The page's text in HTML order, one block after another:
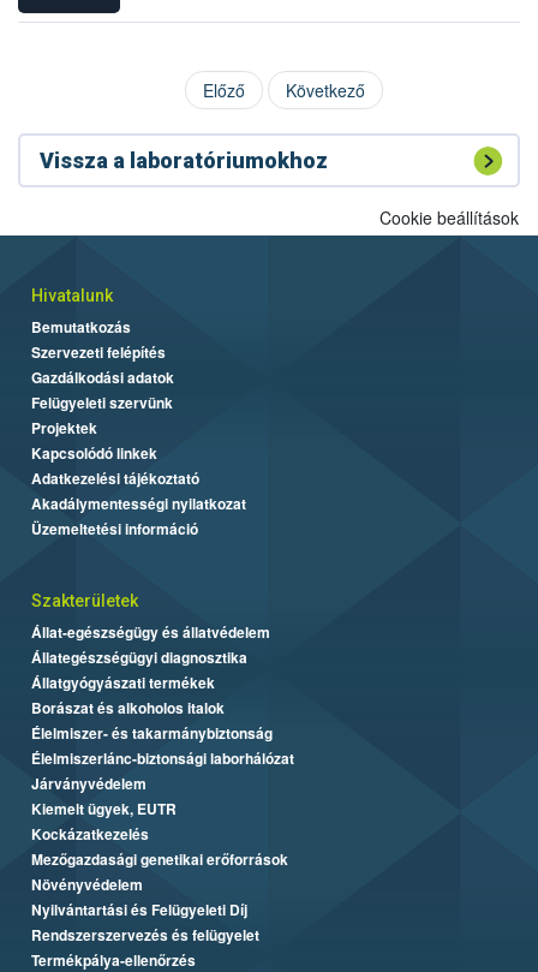
Előző Következő
Vissza a laboratóriumokhoz
Cookie beállítások
Hivatalunk
Bemutatkozás
Szervezeti felépítés
Gazdálkodási adatok
Felügyeleti szervünk
Projektek
Kapcsolódó linkek
Adatkezelési tájékoztató
Akadálymentességi nyilatkozat
Üzemeltetési információ
Szakterületek
Állat-egészségügy és állatvédelem
Állategészségügyi diagnosztika
Állatgyógyászati termékek
Borászat és alkoholos italok
Élelmiszer- és takarmánybiztonság
Élelmiszerlánc-biztonsági laborhálózat
Járványvédelem
Kiemelt ügyek, EUTR
Kockázatkezelés
Mezőgazdasági genetikai erőforrások
Növényvédelem
Nyilvántartási és Felügyeleti Díj
Rendszerszervezés és felügyelet
Termékpálya-ellenőrzés